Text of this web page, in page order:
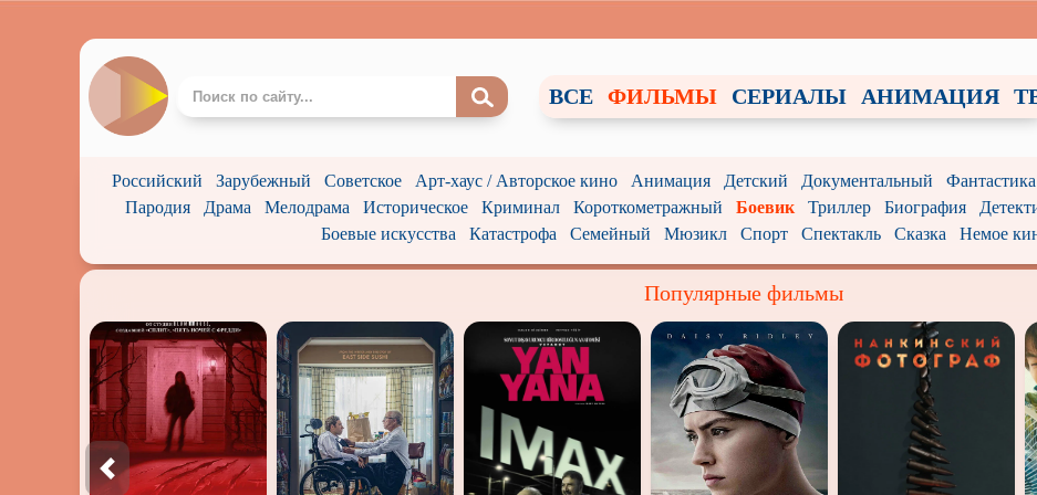
ВСЕ ФИЛЬМЫ СЕРИАЛЫ АНИМАЦИЯ
Российский Зарубежный Советское Арт-хаус / Авторское кино Анимация Детский Документальный Фантастика
Пародия
Драма Мелодрама Историческое Криминал Короткометражный Боевик Триллер Биография
Боевые искусства
Катастрофа Семейный Мюзикл Спорт Спектакль Сказка Немое
Популярные фильмы